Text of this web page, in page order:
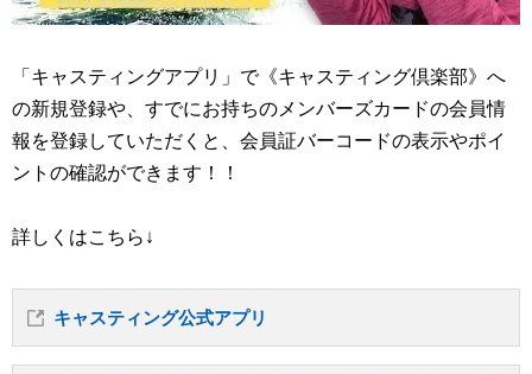
「キャスティングアプリ」で《キャスティング倶楽部》へ
の新規登録や、すでにお持ちのメンバーズカードの会員情
報を登録していただくと、会員証バーコードの表示やポイ
ントの確認ができます！！
詳しくはこちら↓
キャスティング公式アプリ